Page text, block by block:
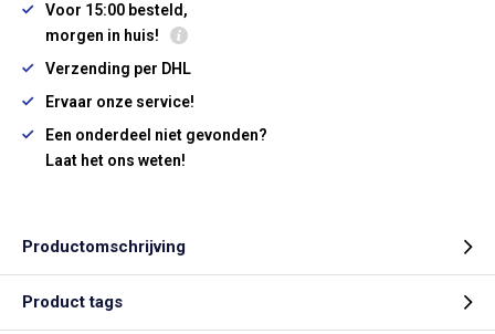
Voor 15:00 besteld,
morgen in huis!
Verzending per DHL
Ervaar onze service!
Een onderdeel niet gevonden?
Laat het ons weten!
Productomschrijving
Product tags